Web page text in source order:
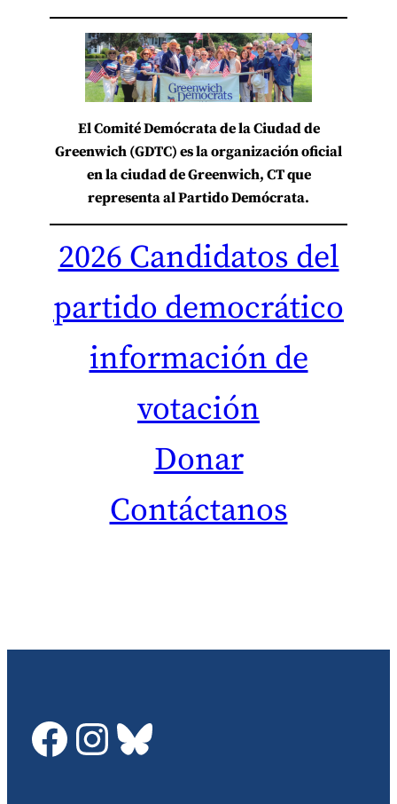
El Comité Demócrata de la Ciudad de
Greenwich (GDTC) es la organización oficial
en la ciudad de Greenwich, CT que
representa al Partido Demócrata.
2026 Candidatos del
partido democrático
información de
votación
Donar
Contáctanos
GDTC on Facebook
GDTC on Instagram
Bluesky